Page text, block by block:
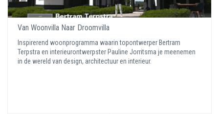
Van Woonvilla Naar Droomvilla
Inspirerend woonprogramma waarin topontwerper Bertram
Terpstra en interieurontwerpster Pauline Jorritsma je meenemen
in de wereld van design, architectuur en interieur.